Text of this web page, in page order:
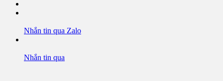
Nhắn tin qua Zalo
Nhắn tin qua